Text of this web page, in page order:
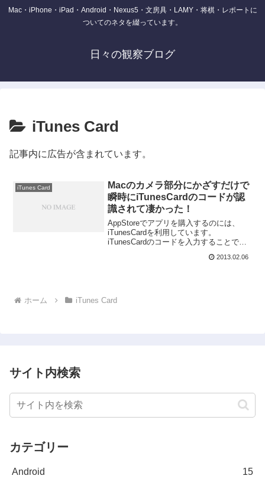
Mac・iPhone・iPad・Android・Nexus5・文房具・LAMY・将棋・レポートに
ついてのネタを綴っています。
日々の観察ブログ
iTunes Card
記事内に広告が含まれています。
iTunes Card
Macのカメラ部分にかざすだけで
瞬時にiTunesCardのコードが認
識されて凄かった！
AppStoreでアプリを購入するのには、
iTunesCardを利用しています。
iTunesCardのコードを入力することで額
すが、このコードは入力するのが意外と
2013.02.06
ホーム iTunes Card
サイト内検索
カテゴリー
Android 15